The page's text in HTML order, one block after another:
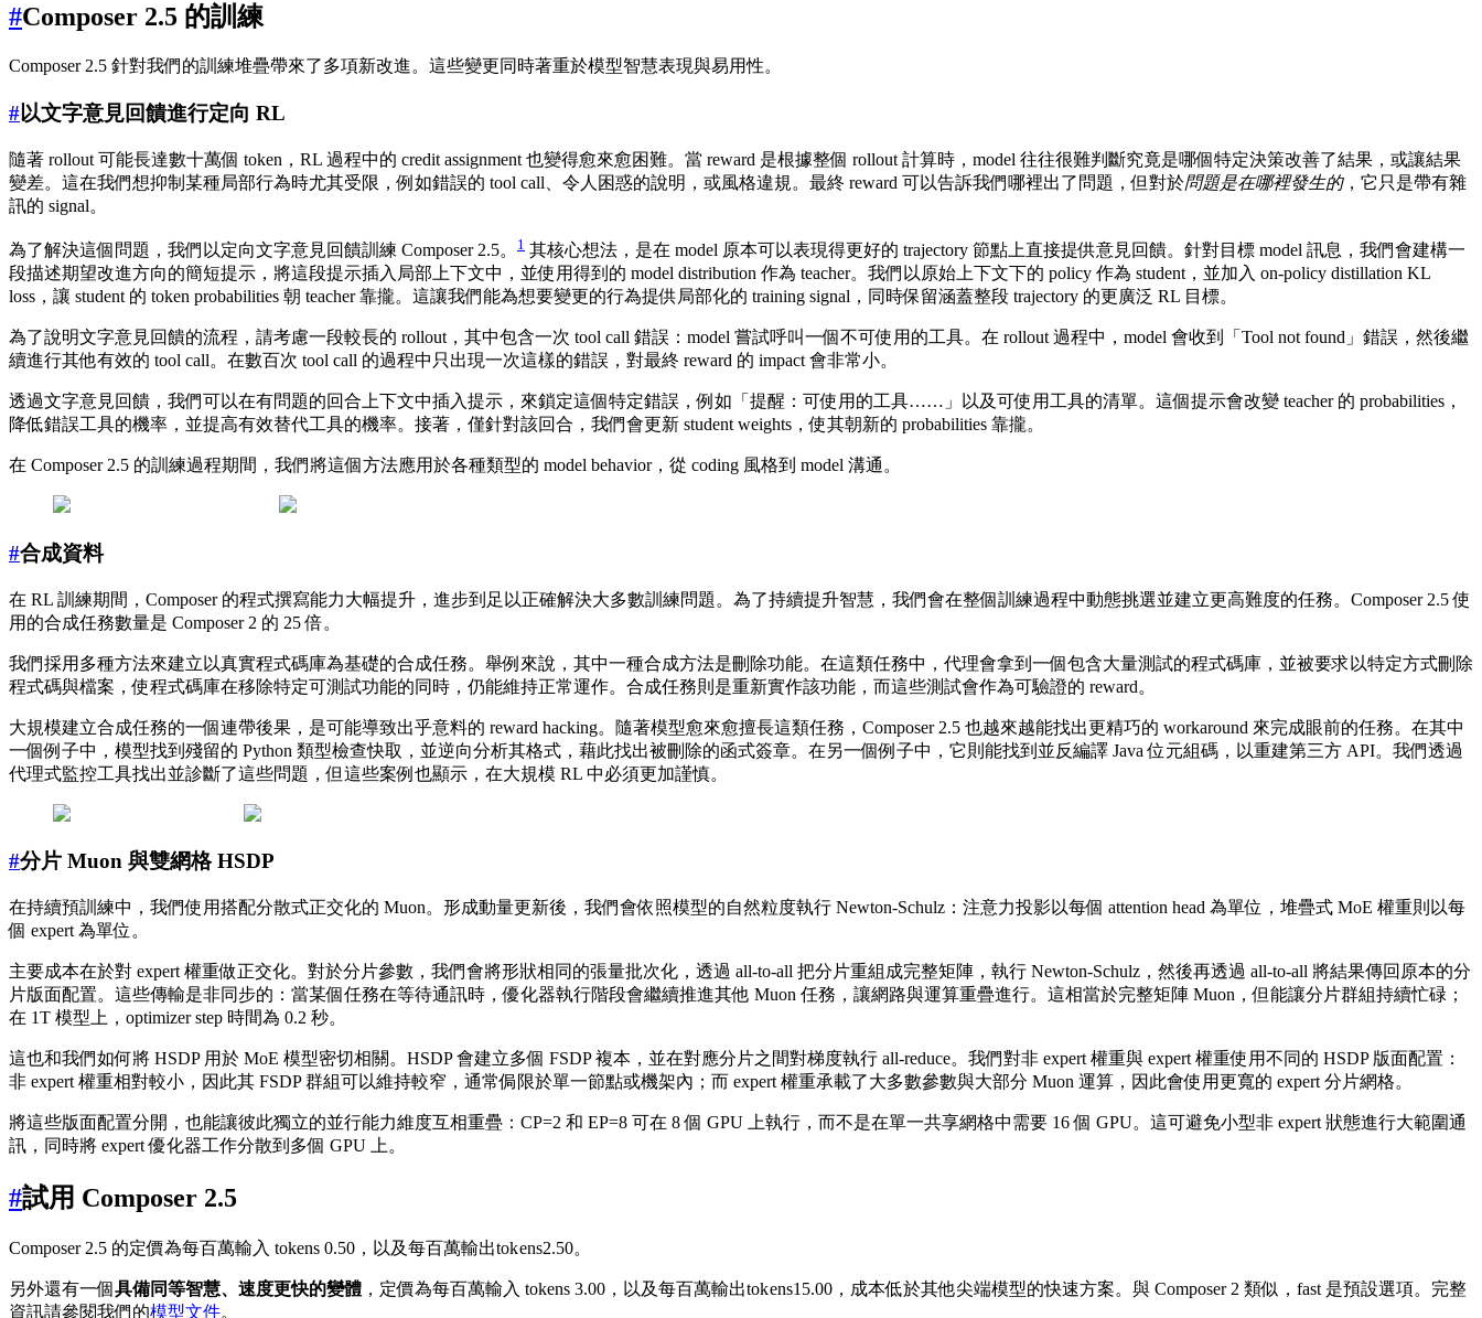
#Composer 2.5 的訓練
Composer 2.5 針對我們的訓練堆疊帶來了多項新改進。這些變更同時著重於模型智慧表現與易用性。
#以文字意見回饋進行定向 RL
隨著 rollout 可能長達數十萬個 token，RL 過程中的 credit assignment 也變得愈來愈困難。當 reward 是根據整個 rollout 計算時，model 往往很難判斷究竟是哪個特定決策改善了結果，或讓結果
變差。這在我們想抑制某種局部行為時尤其受限，例如錯誤的 tool call、令人困惑的說明，或風格違規。最終 reward 可以告訴我們哪裡出了問題，但對於問題是在哪裡發生的，它只是帶有雜
訊的 signal。
為了解決這個問題，我們以定向文字意見回饋訓練 Composer 2.5。 1 其核心想法，是在 model 原本可以表現得更好的 trajectory 節點上直接提供意見回饋。針對目標 model 訊息，我們會建構一
段描述期望改進方向的簡短提示，將這段提示插入局部上下文中，並使用得到的 model distribution 作為 teacher。我們以原始上下文下的 policy 作為 student，並加入 on-policy distillation KL
loss，讓 student 的 token probabilities 朝 teacher 靠攏。這讓我們能為想要變更的行為提供局部化的 training signal，同時保留涵蓋整段 trajectory 的更廣泛 RL 目標。
為了說明文字意見回饋的流程，請考慮一段較長的 rollout，其中包含一次 tool call 錯誤：model 嘗試呼叫一個不可使用的工具。在 rollout 過程中，model 會收到「Tool not found」錯誤，然後繼
續進行其他有效的 tool call。在數百次 tool call 的過程中只出現一次這樣的錯誤，對最終 reward 的 impact 會非常小。
透過文字意見回饋，我們可以在有問題的回合上下文中插入提示，來鎖定這個特定錯誤，例如「提醒：可使用的工具……」以及可使用工具的清單。這個提示會改變 teacher 的 probabilities，
降低錯誤工具的機率，並提高有效替代工具的機率。接著，僅針對該回合，我們會更新 student weights，使其朝新的 probabilities 靠攏。
在 Composer 2.5 的訓練過程期間，我們將這個方法應用於各種類型的 model behavior，從 coding 風格到 model 溝通。
#合成資料
在 RL 訓練期間，Composer 的程式撰寫能力大幅提升，進步到足以正確解決大多數訓練問題。為了持續提升智慧，我們會在整個訓練過程中動態挑選並建立更高難度的任務。Composer 2.5 使
用的合成任務數量是 Composer 2 的 25 倍。
我們採用多種方法來建立以真實程式碼庫為基礎的合成任務。舉例來說，其中一種合成方法是刪除功能。在這類任務中，代理會拿到一個包含大量測試的程式碼庫，並被要求以特定方式刪除
程式碼與檔案，使程式碼庫在移除特定可測試功能的同時，仍能維持正常運作。合成任務則是重新實作該功能，而這些測試會作為可驗證的 reward。
大規模建立合成任務的一個連帶後果，是可能導致出乎意料的 reward hacking。隨著模型愈來愈擅長這類任務，Composer 2.5 也越來越能找出更精巧的 workaround 來完成眼前的任務。在其中
一個例子中，模型找到殘留的 Python 類型檢查快取，並逆向分析其格式，藉此找出被刪除的函式簽章。在另一個例子中，它則能找到並反編譯 Java 位元組碼，以重建第三方 API。我們透過
代理式監控工具找出並診斷了這些問題，但這些案例也顯示，在大規模 RL 中必須更加謹慎。
#分片 Muon 與雙網格 HSDP
在持續預訓練中，我們使用搭配分散式正交化的 Muon。形成動量更新後，我們會依照模型的自然粒度執行 Newton-Schulz：注意力投影以每個 attention head 為單位，堆疊式 MoE 權重則以每
個 expert 為單位。
主要成本在於對 expert 權重做正交化。對於分片參數，我們會將形狀相同的張量批次化，透過 all-to-all 把分片重組成完整矩陣，執行 Newton-Schulz，然後再透過 all-to-all 將結果傳回原本的分
片版面配置。這些傳輸是非同步的：當某個任務在等待通訊時，優化器執行階段會繼續推進其他 Muon 任務，讓網路與運算重疊進行。這相當於完整矩陣 Muon，但能讓分片群組持續忙碌；
在 1T 模型上，optimizer step 時間為 0.2 秒。
這也和我們如何將 HSDP 用於 MoE 模型密切相關。HSDP 會建立多個 FSDP 複本，並在對應分片之間對梯度執行 all-reduce。我們對非 expert 權重與 expert 權重使用不同的 HSDP 版面配置：
非 expert 權重相對較小，因此其 FSDP 群組可以維持較窄，通常侷限於單一節點或機架內；而 expert 權重承載了大多數參數與大部分 Muon 運算，因此會使用更寬的 expert 分片網格。
將這些版面配置分開，也能讓彼此獨立的並行能力維度互相重疊：CP=2 和 EP=8 可在 8 個 GPU 上執行，而不是在單一共享網格中需要 16 個 GPU。這可避免小型非 expert 狀態進行大範圍通
訊，同時將 expert 優化器工作分散到多個 GPU 上。
#試用 Composer 2.5
Composer 2.5 的定價為每百萬輸入 tokens 0.50 ，以及每百萬輸出tokens2.50。
另外還有一個具備同等智慧、速度更快的變體 ，定價為每百萬輸入 tokens 3.00 ，以及每百萬輸出tokens15.00，成本低於其他尖端模型的快速方案。與 Composer 2 類似，fast 是預設選項。完整
資訊請參閱我們的模型文件。